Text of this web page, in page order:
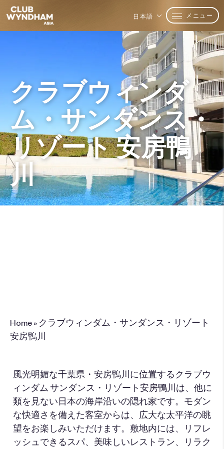
日本語 メニュー
クラブウィンダ
ム・サンダンス・
リゾート 安房鴨
川
Home » クラブウィンダム・サンダンス・リゾート
安房鴨川
風光明媚な千葉県・安房鴨川に位置するクラブウ
ィンダム サンダンス・リゾート安房鴨川は、他に
類を見ない日本の海岸沿いの隠れ家です。モダン
な快適さを備えた客室からは、広大な太平洋の眺
望をお楽しみいただけます。敷地内には、リフレ
ッシュできるスパ、美味しいレストラン、リラク